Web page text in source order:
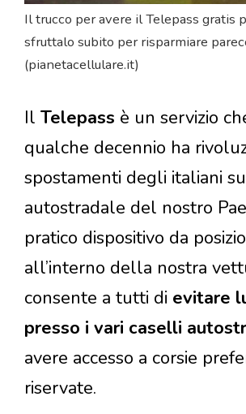
Il trucco per avere il Telepass gratis
sfruttalo subito per risparmiare
(pianetacellulare.it)
Il Telepass è un servizio
qualche decennio ha
spostamenti degli italiani
autostradale del nostro
pratico dispositivo da
all’interno della nostra
consente a tutti di evitare
presso i vari caselli
avere accesso a corsie
riservate.